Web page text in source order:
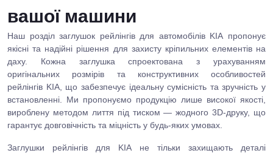
вашої машини
Наш розділ заглушок рейлінгів для автомобілів KIA пропонує
якісні та надійні рішення для захисту кріпильних елементів на
даху. Кожна заглушка спроектована з урахуванням
оригінальних розмірів та конструктивних особливостей
рейлінгів KIA, що забезпечує ідеальну сумісність та зручність у
встановленні. Ми пропонуємо продукцію лише високої якості,
вироблену методом лиття під тиском — жодного 3D-друку, що
гарантує довговічність та міцність у будь-яких умовах.
Заглушки рейлінгів для KIA не тільки захищають деталі